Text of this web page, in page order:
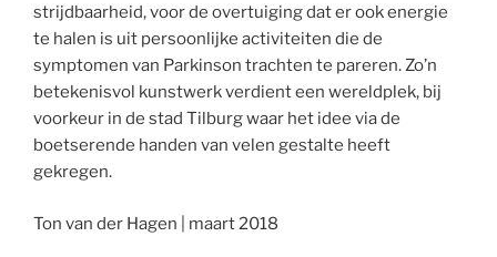
strijdbaarheid, voor de overtuiging dat er ook energie
te halen is uit persoonlijke activiteiten die de
symptomen van Parkinson trachten te pareren. Zo’n
betekenisvol kunstwerk verdient een wereldplek, bij
voorkeur in de stad Tilburg waar het idee via de
boetserende handen van velen gestalte heeft
gekregen.
Ton van der Hagen | maart 2018